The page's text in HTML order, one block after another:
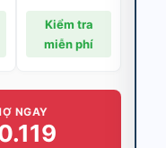
Kiểm tra
miễn phí
NGAY